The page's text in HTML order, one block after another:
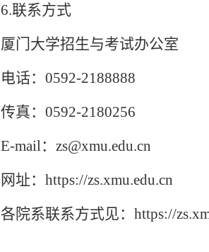
6.联系方式
厦门大学招生与考试办公室
电话：0592-2188888
传真：0592-2180256
E-mail：zs@xmu.edu.cn
网址：https://zs.xmu.edu.cn
各院系联系方式见：https://